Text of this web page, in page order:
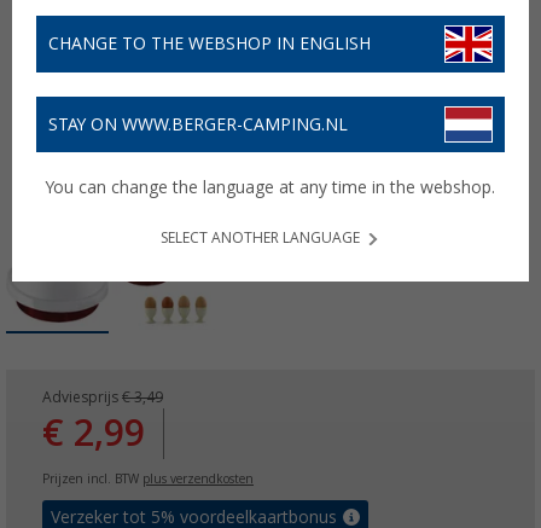
Adviesprijs € 3,49
€ 2,99
Prijzen incl. BTW plus verzendkosten
Verzeker tot 5% voordeelkaartbonus
CHANGE TO THE WEBSHOP IN ENGLISH
STAY ON WWW.BERGER-CAMPING.NL
You can change the language at any time in the webshop.
SELECT ANOTHER LANGUAGE